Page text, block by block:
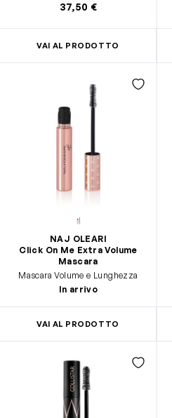
37,50 €
VAI AL PRODOTTO
NAJ OLEARI
Click On Me Extra Volume
Mascara
Mascara Volume e Lunghezza
In arrivo
VAI AL PRODOTTO